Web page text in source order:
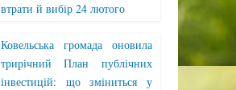
втрати й вибір 24 лютого
Ковельська громада оновила
трирічний План публічних
інвестицій: що зміниться у